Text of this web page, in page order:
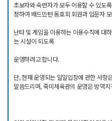
초보자와 숙련자가 모두 이용할 수 있도
정하여 배드민턴 동호회 회원과 입문자
난타 및 게임을 이용하는 이용수칙에 대
는 시설이 되도록
운영하려고 합니다.
단, 현재 운영되는 일일입장에 관한 사항
말씀드리며, 죽미체육관의 운영은 방역